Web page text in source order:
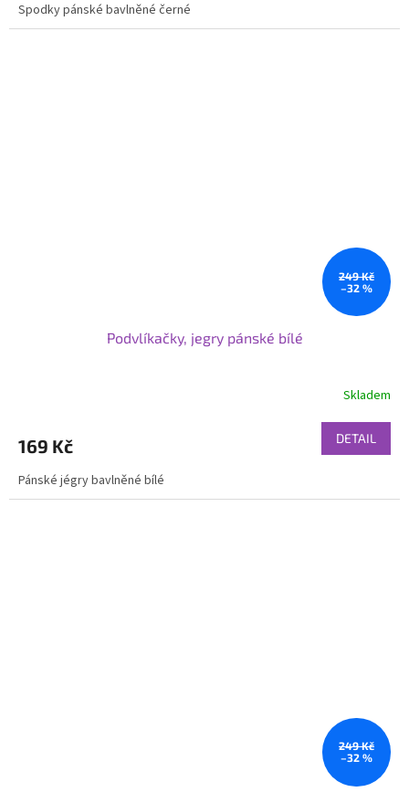
Spodky pánské bavlněné černé
249 Kč
–32 %
Podvlíkačky, jegry pánské bílé
Skladem
169 Kč DETAIL
Pánské jégry bavlněné bílé
249 Kč
–32 %